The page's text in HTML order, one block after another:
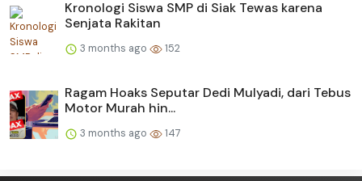
Kronologi Siswa SMP di Siak Tewas karena
Senjata Rakitan
3 months ago 152
Ragam Hoaks Seputar Dedi Mulyadi, dari Tebus
Motor Murah hin...
3 months ago 147